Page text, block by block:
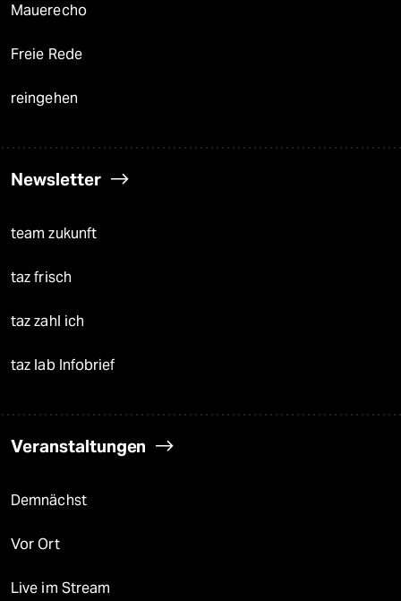
Mauerecho
Freie Rede
reingehen
Newsletter
team zukunft
taz frisch
taz zahl ich
taz lab Infobrief
Veranstaltungen
Demnächst
Vor Ort
Live im Stream